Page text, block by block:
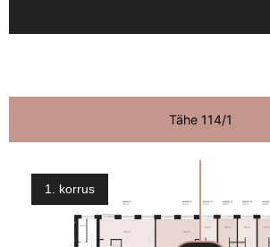
Tähe 114/1
1. korrus